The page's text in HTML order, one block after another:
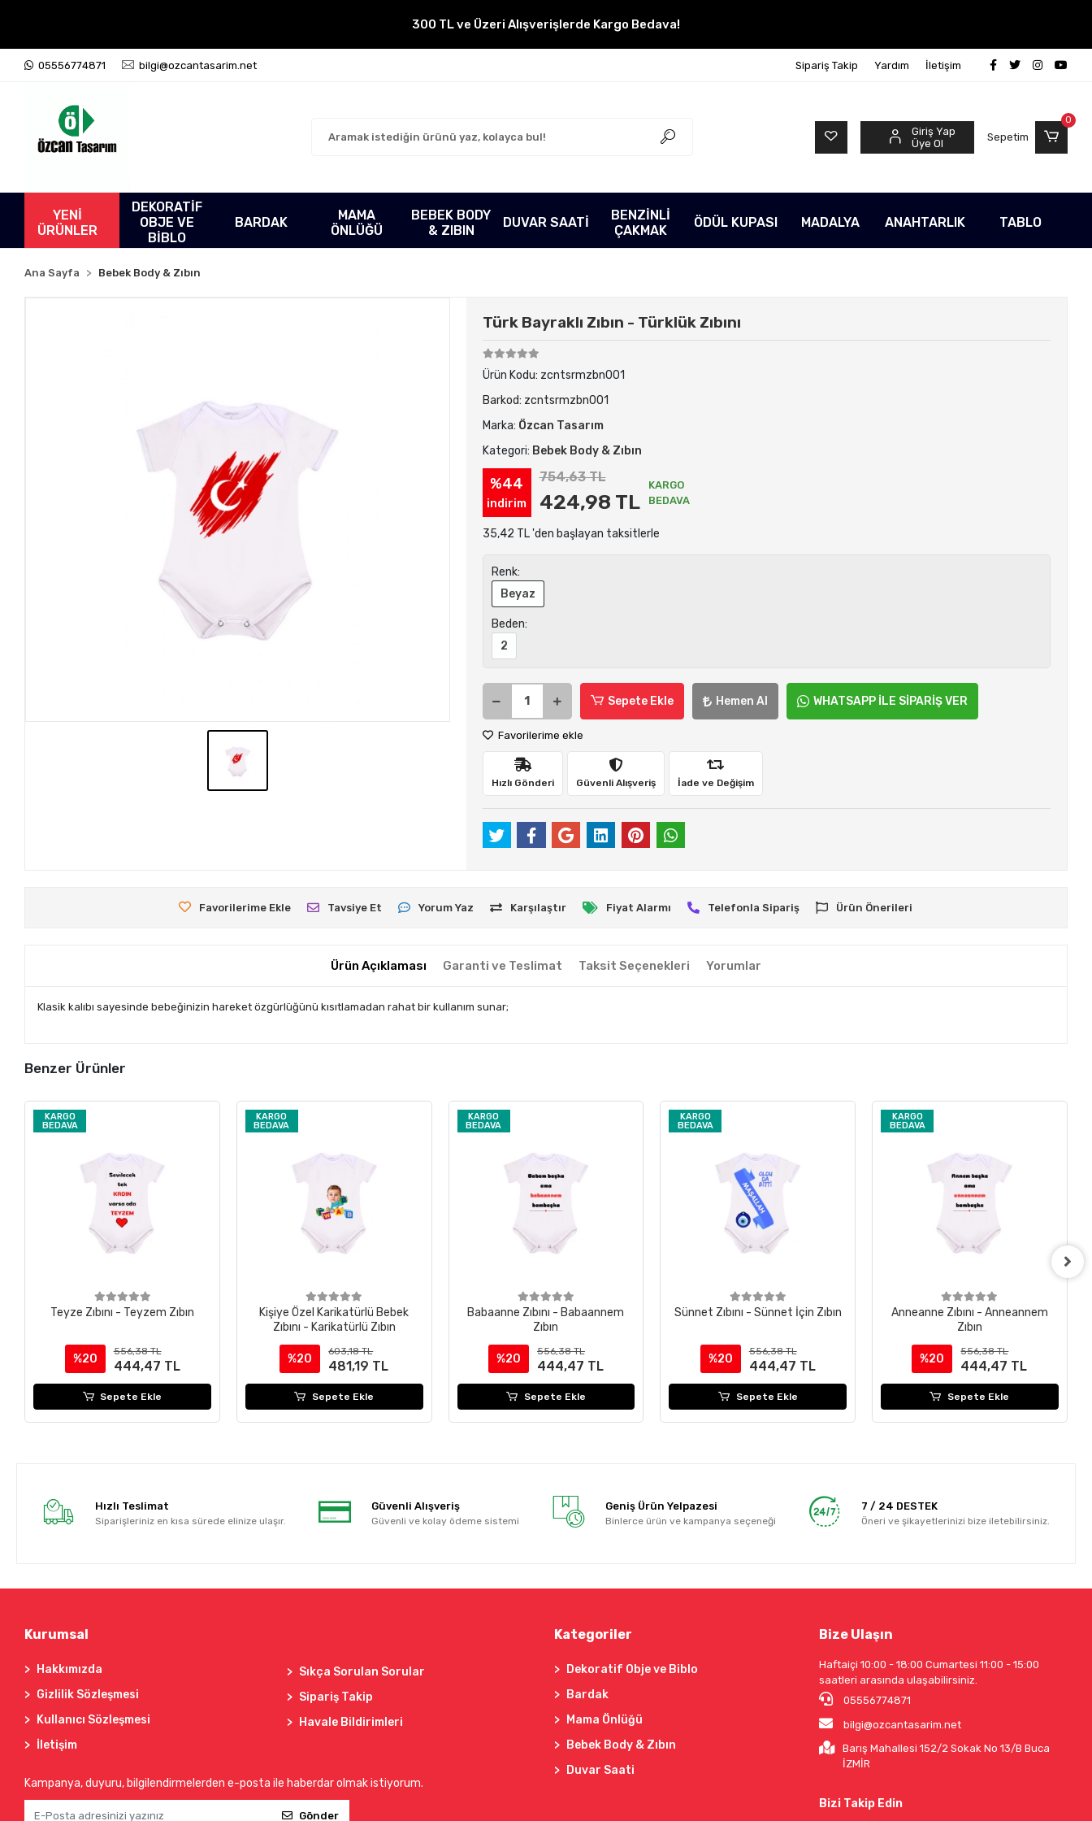
300 TL ve Üzeri Alışverişlerde Kargo Bedava!
05556774871 bilgi@ozcantasarim.net Sipariş Takip Yardım İletişim
Giriş Yap
Üye Ol
Sepetim
0
YENİ
ÜRÜNLER
DEKORATİF
OBJE VE
BİBLO
BARDAK
MAMA
ÖNLÜĞÜ
BEBEK BODY
& ZIBIN
DUVAR SAATİ
BENZİNLİ
ÇAKMAK
ÖDÜL KUPASI MADALYA ANAHTARLIK TABLO
Ana Sayfa Bebek Body & Zıbın
Türk Bayraklı Zıbın - Türklük Zıbını
Ürün Kodu: zcntsrmzbn001
Barkod: zcntsrmzbn001
Marka: Özcan Tasarım
Kategori: Bebek Body & Zıbın
%44
indirim
754,63 TL
424,98 TL
KARGO
BEDAVA
35,42 TL 'den başlayan taksitlerle
Renk:
Beyaz
Beden:
2
Sepete Ekle Hemen Al WHATSAPP İLE SİPARİŞ VER
Favorilerime ekle
Hızlı Gönderi Güvenli Alışveriş İade ve Değişim
Favorilerime Ekle Tavsiye Et Yorum Yaz Karşılaştır Fiyat Alarmı Telefonla Sipariş Ürün Önerileri
Ürün Açıklaması Garanti ve Teslimat Taksit Seçenekleri Yorumlar
Klasik kalıbı sayesinde bebeğinizin hareket özgürlüğünü kısıtlamadan rahat bir kullanım sunar;
Benzer Ürünler
KARGO
BEDAVA
Teyze Zıbını - Teyzem Zıbın
%20
556,38 TL
444,47 TL
Sepete Ekle
KARGO
BEDAVA
Kişiye Özel Karikatürlü Bebek
Zıbını - Karikatürlü Zıbın
%20
603,18 TL
481,19 TL
Sepete Ekle
KARGO
BEDAVA
Babaanne Zıbını - Babaannem
Zıbın
%20
556,38 TL
444,47 TL
Sepete Ekle
KARGO
BEDAVA
Sünnet Zıbını - Sünnet İçin Zıbın
%20
556,38 TL
444,47 TL
Sepete Ekle
KARGO
BEDAVA
Anneanne Zıbını - Anneannem
Zıbın
%20
556,38 TL
444,47 TL
Sepete Ekle
Hızlı Teslimat
Siparişleriniz en kısa sürede elinize ulaşır.
Güvenli Alışveriş
Güvenli ve kolay ödeme sistemi
Geniş Ürün Yelpazesi
Binlerce ürün ve kampanya seçeneği
7 / 24 DESTEK
Öneri ve şikayetlerinizi bize iletebilirsiniz.
Kurumsal
Hakkımızda
Gizlilik Sözleşmesi
Kullanıcı Sözleşmesi
İletişim
Sıkça Sorulan Sorular
Sipariş Takip
Havale Bildirimleri
Kampanya, duyuru, bilgilendirmelerden e-posta ile haberdar olmak istiyorum.
Gönder
Kategoriler
Dekoratif Obje ve Biblo
Bardak
Mama Önlüğü
Bebek Body & Zıbın
Duvar Saati
Bize Ulaşın
Haftaiçi 10:00 - 18:00 Cumartesi 11:00 - 15:00
saatleri arasında ulaşabilirsiniz.
05556774871
bilgi@ozcantasarim.net
Barış Mahallesi 152/2 Sokak No 13/B Buca
İZMİR
Bizi Takip Edin